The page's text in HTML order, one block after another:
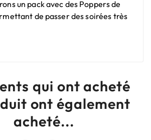
un pack avec des Poppers de
de passer des soirées très
qui ont acheté
ont également
acheté...